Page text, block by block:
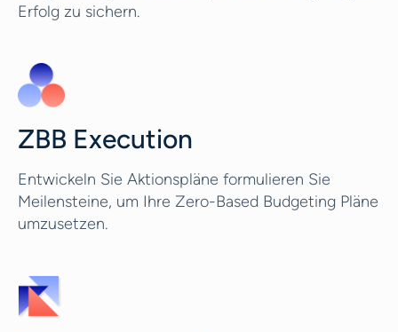
Erfolg zu sichern.
ZBB Execution
Entwickeln Sie Aktionspläne formulieren Sie
Meilensteine, um Ihre Zero-Based Budgeting Pläne
umzusetzen.